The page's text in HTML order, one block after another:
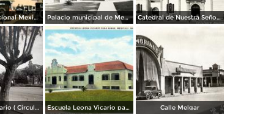
Cruce internacional Mexicali - Calexico Palacio municipal de Mexicali Catedral de Nuestra Señora de Guadalupe
Escuela L. Vicario ( Circulada el 22 de Enero de 1943 ). Escuela Leona Vicario para Niñas Calle Melgar